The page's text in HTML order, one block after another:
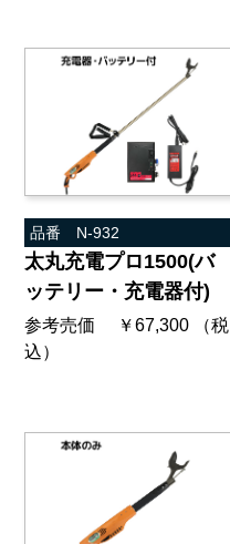
品番 N-932
太丸充電プロ1500(バ
ッテリー・充電器付)
参考売価 ￥67,300 （税
込）